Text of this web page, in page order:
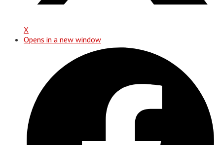
X
Opens in a new window